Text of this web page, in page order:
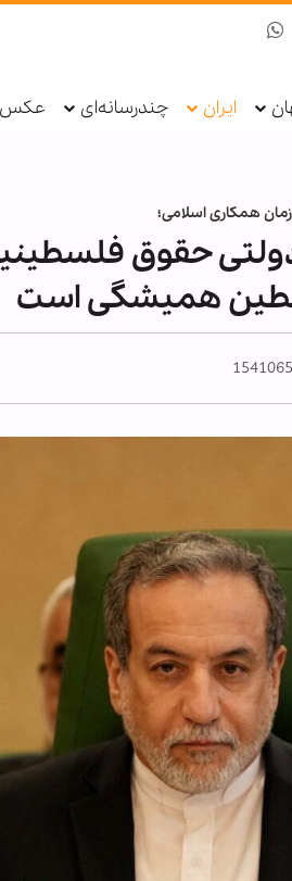
ایران چندرسانه‌ای عکس
همکاری اسلامی؛
حقوق
همیشگی است